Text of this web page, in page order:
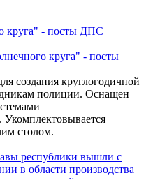
круга" - посты
создания круглогодичной
полиции. Оснащен
столом.